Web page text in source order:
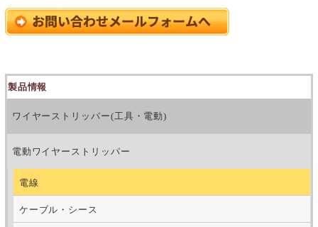
製品情報
ワイヤーストリッパー(工具・電動)
電動ワイヤーストリッパー
電線
ケーブル・シース